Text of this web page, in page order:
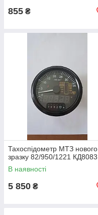
855 ₴
Тахоспідометр МТЗ нового
зразку 82/950/1221 КД8083
В наявності
5 850 ₴